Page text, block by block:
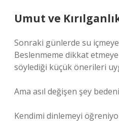
Umut ve
Sonraki günlerde su
Beslenmeme dikkat
söylediği küçük önerileri
Ama asıl değişen şey
Kendimi dinlemeyi